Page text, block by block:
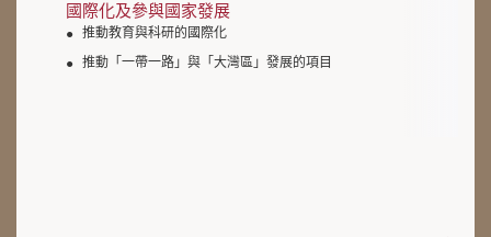
國際化及參與國家發展
推動教育與科研的國際化
推動「一帶一路」與「大灣區」發展的項目